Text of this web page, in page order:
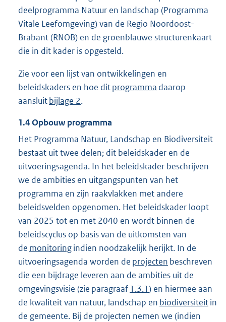
deelprogramma Natuur en landschap (Programma
Vitale Leefomgeving) van de Regio Noordoost-
Brabant (RNOB) en de groenblauwe structurenkaart
die in dit kader is opgesteld.
Zie voor een lijst van ontwikkelingen en
beleidskaders en hoe ditprogramma daarop
aansluitbijlage 2.
1.4Opbouw programma
Het Programma Natuur, Landschap en Biodiversiteit
bestaat uit twee delen; dit beleidskader en de
uitvoeringsagenda. In het beleidskader beschrijven
we de ambities en uitgangspunten van het
programma en zijn raakvlakken met andere
beleidsvelden opgenomen. Het beleidskader loopt
van 2025 tot en met 2040 en wordt binnen de
beleidscyclus op basis van de uitkomsten van
de monitoringindien noodzakelijk herijkt. In de
uitvoeringsagenda worden de projecten beschreven
die een bijdrage leveren aan de ambities uit de
omgevingsvisie (zie paragraaf 1.3.1) en hiermee aan
de kwaliteit van natuur, landschap en biodiversiteitin
de gemeente. Bij de projecten nemen we (indien